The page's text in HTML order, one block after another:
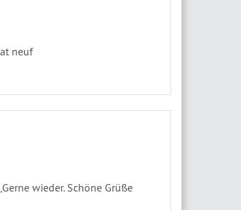
neuf
wieder. Schöne Grüße